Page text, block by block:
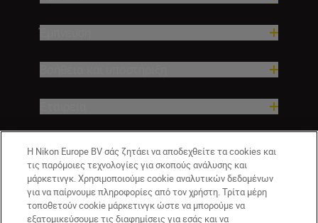
Η Nikon Europe BV σάς ζητάει να αποδεχθείτε τα cookies και
τις παρόμοιες τεχνολογίες για σκοπούς ανάλυσης και
μάρκετινγκ. Χρησιμοποιούμε cookie αναλυτικών δεδομένων
για να παίρνουμε πληροφορίες από τον χρήστη. Τρίτα μέρη
τοποθετούν cookie μάρκετινγκ ώστε να μπορούμε να
εξατομικεύσουμε τις διαφημίσεις για εσάς και να